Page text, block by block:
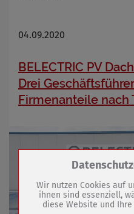
04.09.2020
BELECTRIC PV
Drei
Firmenanteile nach
Zum Betrieb der
Name
PHP
Wir nutzen Cookies auf
ihnen sind essenziell,
diese Website und